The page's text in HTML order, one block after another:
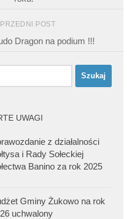
POST
Dragon na podium !!!
UWAGI
z działalności
i Rady Sołeckiej
Banino za rok 2025
Gminy Żukowo na rok
uchwalony